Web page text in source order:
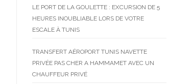
LE PORT DE LA GOULETTE : EXCURSION DE 5
HEURES INOUBLIABLE LORS DE VOTRE
ESCALE À TUNIS
TRANSFERT AÉROPORT TUNIS NAVETTE
PRIVÉE PAS CHER A HAMMAMET AVEC UN
CHAUFFEUR PRIVÉ